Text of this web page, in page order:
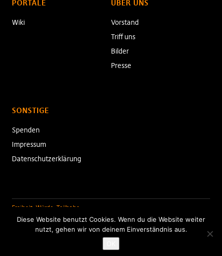
PORTALE
Wiki
ÜBER UNS
Vorstand
Triff uns
Bilder
Presse
SONSTIGE
Spenden
Impressum
Datenschutzerklärung
Freiheit. Würde. Teilhabe.
Diese Website benutzt Cookies. Wenn du die Website weiter
nutzt, gehen wir von deinem Einverständnis aus.